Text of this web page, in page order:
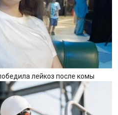
лейкоз после комы